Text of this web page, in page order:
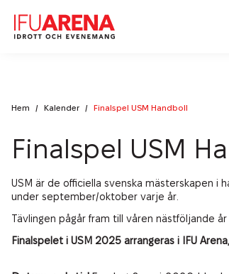
Boka Läger
Föreningsinfo Innebandy
Föreningsinfo Friidrott
Konferens & Bankett
Lokaler
Konferens
Aktuellt på IFU Arena
Kalender
Nyheter
Mat & Dryck
Dagens lunch
IFU Arena
Hem / Kalender / Finalspel USM Handboll
Finalspel USM
USM är de officiella svenska mästerskapen i
under september/oktober varje år.
Tävlingen pågår fram till våren nästföljande
Finalspelet i USM 2025 arrangeras i IFU